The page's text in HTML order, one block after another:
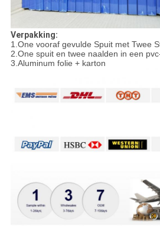
Verpakking:
1.One vooraf gevulde Spuit met Twee
2.One spuit en twee naalden in een
3.Aluminum folie + karton